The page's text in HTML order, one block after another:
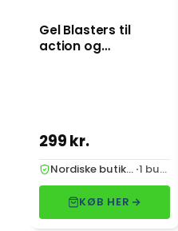
Gel Blasters til
action og
299 kr.
Nordiske butikker · 1 butik
KØB HER